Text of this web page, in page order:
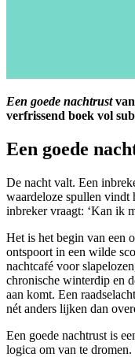
Een goede nachtrustvan
verfrissend boek vol
Een goede
De nacht valt. Een
waardeloze spullen vindt
inbreker vraagt: ‘Kan ik
Het is het begin van een
ontspoort in een wilde
nachtcafé voor
chronische winterdip en
aan komt. Een
nét anders lijken dan
Een goede nachtrust is
logica om van te dromen.